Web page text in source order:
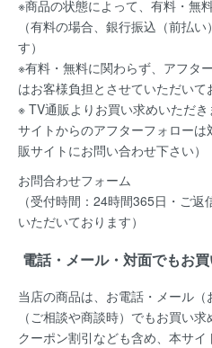
※商品の状態によって、有料・無
（有料の場合、銀行振込（前払
す）
※有料・無料に関わらず、アフタ
はお客様負担とさせていただい
※ TV通販よりお買い求めいただ
サイトからのアフターフォロー
販サイトにお問い合わせ下さい）
お問合わせフォーム
（受付時間：24時間365日・ご
いただいております）
電話・メール・対面でもお
当店の商品は、お電話・メール
（ご相談や商談時）でもお買い求
クーポン割引なども含め、本サイ